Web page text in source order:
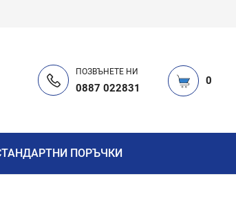
ПОЗВЪНЕТЕ НИ
0887 022831
0
ПОРЪЧКИ